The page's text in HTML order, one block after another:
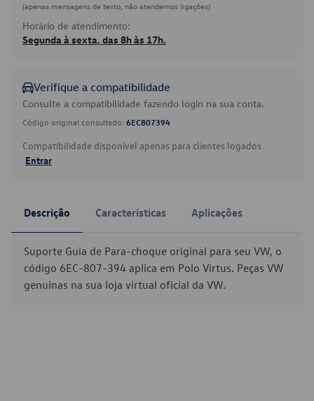
(apenas mensagens de texto, não atendemos ligações)
Horário de atendimento:
Segunda à sexta, das 8h às 17h.
Verifique a compatibilidade
Consulte a compatibilidade fazendo login na sua conta.
Código original consultado: 6EC807394
Compatibilidade disponível apenas para clientes logados.
Entrar
Descrição Características Aplicações
Suporte Guia de Para-choque original para seu VW, o
código 6EC-807-394 aplica em Polo Virtus. Peças VW
genuínas na sua loja virtual oficial da VW.